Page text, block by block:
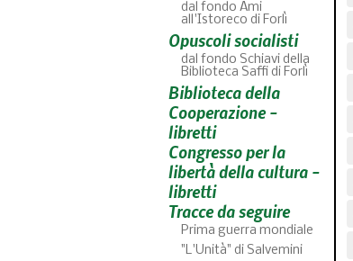
dal fondo Ami
all'Istoreco di Forlì
Opuscoli socialisti
dal fondo Schiavi della
Biblioteca Saffi di Forlì
Biblioteca della
Cooperazione -
libretti
Congresso per la
libertà della cultura -
libretti
Tracce da seguire
Prima guerra mondiale
"L'Unità" di Salvemini